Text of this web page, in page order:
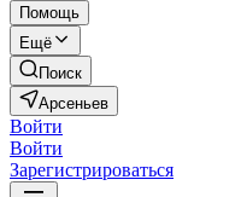
Помощь
Ещё
Поиск
Арсеньев
Войти
Войти
Зарегистрироваться